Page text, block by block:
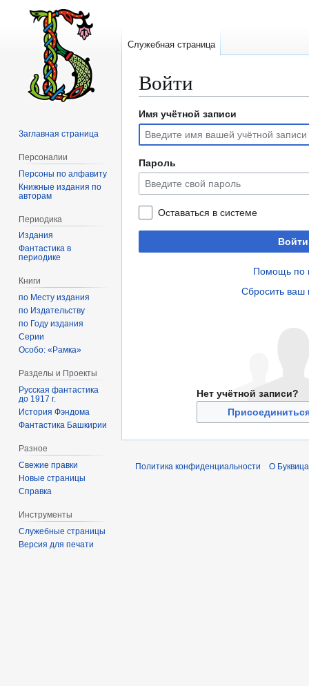
Войти
Перейти
навигации
Перейти
поиску
Имя учётной записи
Пароль
Оставаться в системе
Войти
Помощь по
Сбросить ваш
Нет учётной записи?
Служебная страница
Заглавная страница
Персоналии
Персоны по алфавиту
Книжные издания по
авторам
Периодика
Издания
Фантастика в
периодике
Книги
по Месту издания
по Издательству
по Году издания
Серии
Особо: «Рамка»
Разделы и Проекты
Русская фантастика
до 1917 г.
История Фэндома
Фантастика Башкирии
Разное
Свежие правки
Новые страницы
Справка
Инструменты
Служебные страницы
Версия для печати
Политика конфиденциальности О Буквица